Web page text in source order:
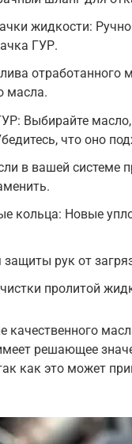
жидкости:
ГУР.
масла.
Выбирайте
что оно
в вашей системе
кольца: Новые
рук от
пролитой
качественного
решающее
как это может